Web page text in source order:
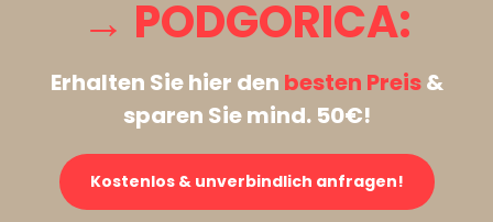
→ PODGORICA:
Erhalten Sie hier den besten Preis&
sparen Sie mind. 50€!
Kostenlos & unverbindlich anfragen!